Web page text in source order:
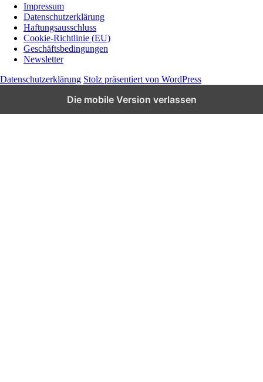
Wissen und News zu KI, Social Media und
Co.
Impressum
Datenschutzerklärung
Haftungsausschluss
Cookie-Richtlinie (EU)
Geschäftsbedingungen
Newsletter
Datenschutzerklärung Stolz präsentiert von WordPress
Die mobile Version verlassen